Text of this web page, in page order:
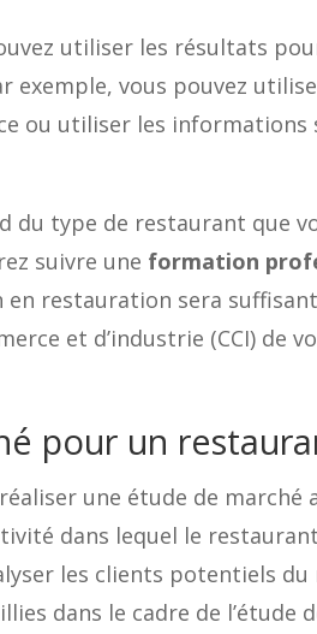
utiliser les résultats
vous pouvez
ou utiliser les informations
du type de restaurant que
suivre une formation
restauration sera
et d’industrie (CCI) de
pour un
une étude de marché
dans lequel le
les clients potentiels
dans le cadre de l’étude